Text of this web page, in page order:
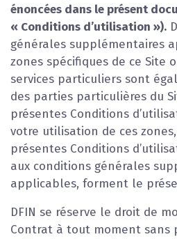
énoncées dans le présent
« Conditions d’utilisation »).
générales supplémentaires
zones spécifiques de ce Site
services particuliers sont
des parties particulières du
présentes Conditions
votre utilisation de ces
présentes Conditions
aux conditions générales
applicables, forment le
DFIN se réserve le droit de
Contrat à tout moment sans